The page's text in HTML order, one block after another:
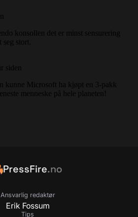
PressFire.no
Ansvarlig redaktør
Erik Fossum
Tips